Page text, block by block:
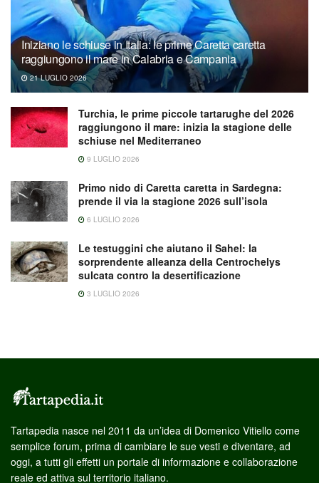
Iniziano le schiuse in Italia: le prime Caretta caretta
raggiungono il mare in Calabria e Campania
21 LUGLIO 2026
Turchia, le prime piccole tartarughe del 2026
raggiungono il mare: inizia la stagione delle
schiuse nel Mediterraneo
9 LUGLIO 2026
Primo nido di Caretta caretta in Sardegna:
prende il via la stagione 2026 sull’isola
6 LUGLIO 2026
Le testuggini che aiutano il Sahel: la
sorprendente alleanza della Centrochelys
sulcata contro la desertificazione
3 LUGLIO 2026
Tartapedia nasce nel 2011 da un’idea di Domenico Vitiello come
semplice forum, prima di cambiare le sue vesti e diventare, ad
oggi, a tutti gli effetti un portale di informazione e collaborazione
reale ed attiva sul territorio italiano.